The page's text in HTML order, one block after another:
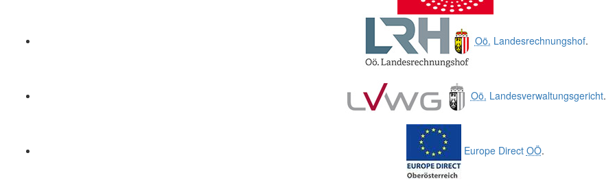
Oö. Landesrechnungshof.
Oö. Landesverwaltungsgericht.
Europe Direct OÖ.